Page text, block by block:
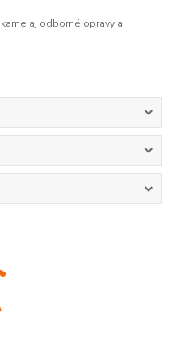
aj odborné opravy a